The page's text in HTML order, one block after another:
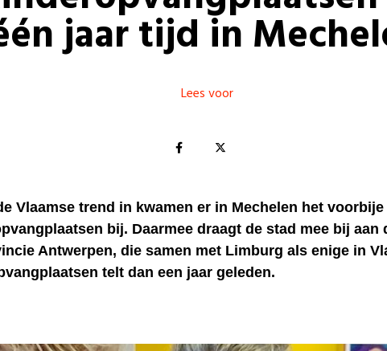
jaar tijd in
Lees voor
Vlaamse trend in kwamen er in Mechelen het voorbije
bij. Daarmee draagt de stad mee bij aan
Antwerpen, die samen met Limburg als enige in
telt dan een jaar geleden.